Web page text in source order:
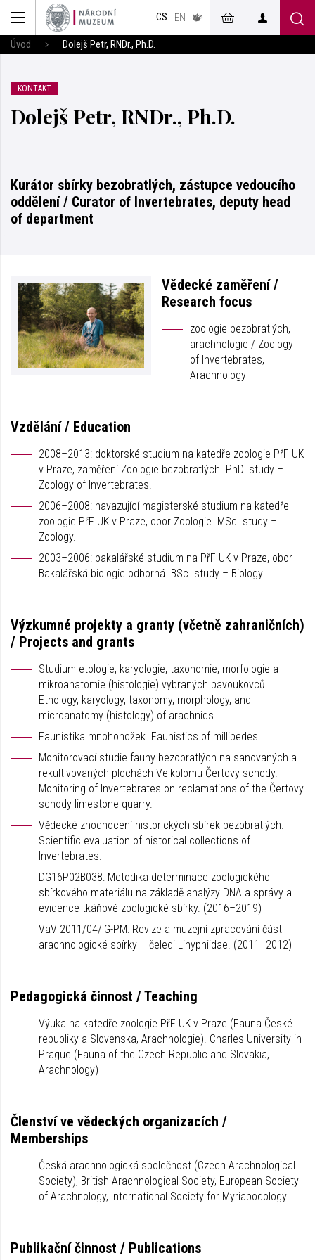
CS EN
v českém
jazyce
Úvod Dolejš Petr, RNDr., Ph.D.
KONTAKT
Dolejš Petr, RNDr., Ph.D.
Kurátor sbírky bezobratlých, zástupce vedoucího
oddělení / Curator of Invertebrates, deputy head
of department
Vědecké zaměření /
Research focus
zoologie bezobratlých,
arachnologie / Zoology
of Invertebrates,
Arachnology
Vzdělání / Education
2008–2013: doktorské studium na katedře zoologie PřF UK
v Praze, zaměření Zoologie bezobratlých. PhD. study –
Zoology of Invertebrates.
2006–2008: navazující magisterské studium na katedře
zoologie PřF UK v Praze, obor Zoologie. MSc. study –
Zoology.
2003–2006: bakalářské studium na PřF UK v Praze, obor
Bakalářská biologie odborná. BSc. study – Biology.
Výzkumné projekty a granty (včetně zahraničních)
/ Projects and grants
Studium etologie, karyologie, taxonomie, morfologie a
mikroanatomie (histologie) vybraných pavoukovců.
Ethology, karyology, taxonomy, morphology, and
microanatomy (histology) of arachnids.
Faunistika mnohonožek. Faunistics of millipedes.
Monitorovací studie fauny bezobratlých na sanovaných a
rekultivovaných plochách Velkolomu Čertovy schody.
Monitoring of Invertebrates on reclamations of the Čertovy
schody limestone quarry.
Vědecké zhodnocení historických sbírek bezobratlých.
Scientific evaluation of historical collections of
Invertebrates.
DG16P02B038: Metodika determinace zoologického
sbírkového materiálu na základě analýzy DNA a správy a
evidence tkáňové zoologické sbírky. (2016–2019)
VaV 2011/04/IG-PM: Revize a muzejní zpracování části
arachnologické sbírky – čeledi Linyphiidae. (2011–2012)
Pedagogická činnost / Teaching
Výuka na katedře zoologie PřF UK v Praze (Fauna České
republiky a Slovenska, Arachnologie). Charles University in
Prague (Fauna of the Czech Republic and Slovakia,
Arachnology)
Členství ve vědeckých organizacích /
Memberships
Česká arachnologická společnost (Czech Arachnological
Society), British Arachnological Society, European Society
of Arachnology, International Society for Myriapodology
Publikační činnost / Publications